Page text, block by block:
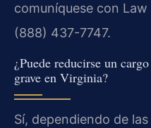
comuníquese con Law
(888) 437-7747.
¿Puede reducirse un
grave en Virginia?
Sí, dependiendo de